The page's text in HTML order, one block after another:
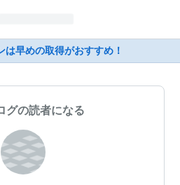
は早めの取得がおすすめ！
グの読者になる